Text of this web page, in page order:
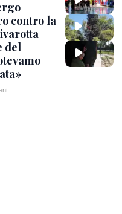
contro la
del